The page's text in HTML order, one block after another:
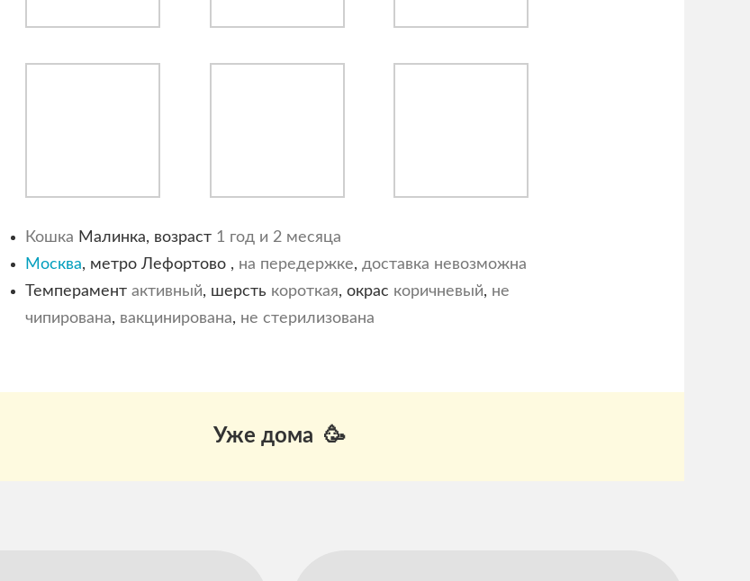
Кошка Малинка, возраст 1 год и 2 месяца
Москва, метро Лефортово , на передержке, доставка невозможна
Темперамент активный, шерсть короткая, окрас коричневый, не
чипирована, вакцинирована, не стерилизована
Уже дома 🥳